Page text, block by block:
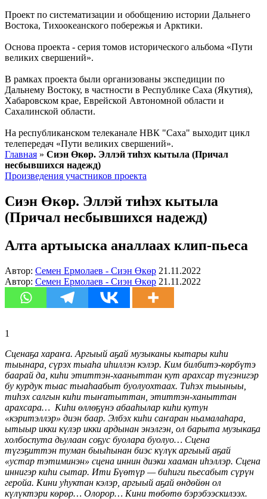
Проект по систематизации и обобщению истории Дальнего
Востока, Тихоокеанского побережья и Арктики.
Основа проекта - серия томов исторического альбома «Пути
великих свершений».
В рамках проекта были организованы экспедиции по
Дальнему Востоку, в частности в Республике Саха (Якутия),
Хабаровском крае, Еврейской Автономной области и
Сахалинской области.
На республиканском телеканале НВК "Саха" выходит цикл
телепередач «Пути великих свершений».
Главная » Сиэн Өкөр. Эллэй тиһэх кытыла (Причал
несбывшихся надежд)
Произведения участников проекта
Сиэн Өкөр. Эллэй тиһэх кытыла
(Причал несбывшихся надежд)
Алта артыыска аналлаах клип-пьеса
Автор: Семен Ермолаев - Сиэн Өкөр 21.11.2022
Автор: Семен Ермолаев - Сиэн Өкөр 21.11.2022
1
Сценаҕа хараҥа. Аргыый аҕай музыканы кытары киһи
тыынара, сүрэх тыаһа иһиллэн кэлэр. Ким билбитэ-көрбүтэ
баарай да, киһи этиттэн-хааныттан кут арахсар түгэнигэр
бу курдук тыас тыаһаабыт буолуохтаах. Тиһэх тыыныы,
тиһэх салгын киһи тыҥатыттан, этиттэн-ханыттан
арахсара… Киһи өллөҕүнэ абааһылар киһи кутун
«кэритэллэр» диэн баар. Элбэх киһи саҥаран ньамалаһара,
ытыыр икки күлэр икки ардынан энэлгэн, ол барыта музыкаҕа
холбоспута дьулаан соҕус буолара буолуо… Сцена
түгэҕиттэн туман быыһынан биэс күлүк аргыый аҕай
«устар тэтиминэн» сцена иннин диэки хааман иһэллэр. Сцена
иннигэр киһи сытар. Ити Бүөтүр — биһиги пьесабыт сүрүн
геройа. Кини уһуктан кэлэр, аргыый аҕай өндөйөн ол
күлүктэри көрөр… Олорор… Кини төбөтө бэрэбээскилээх.